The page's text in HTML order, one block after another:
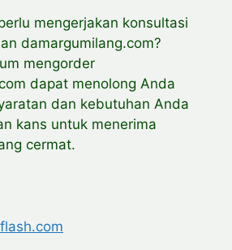
mengerjakan konsultasi
damargumilang.com?
mengorder
dapat menolong Anda
dan kebutuhan Anda
kans untuk menerima
cermat.